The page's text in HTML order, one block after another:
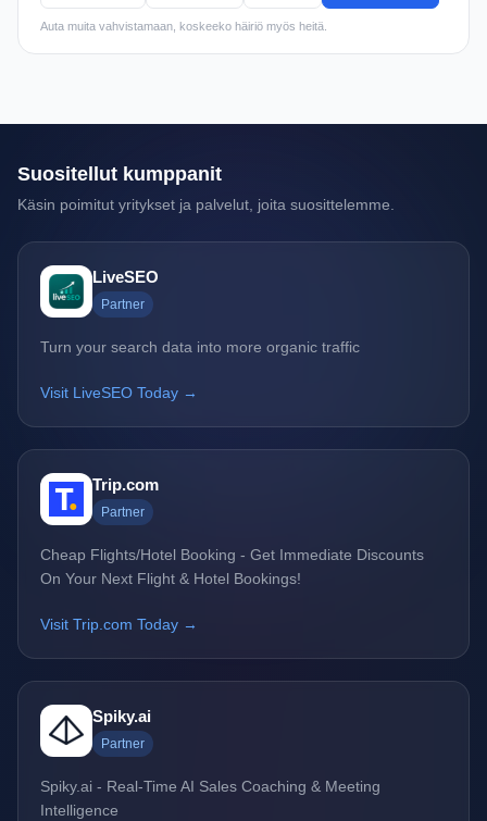
Auta muita vahvistamaan, koskeeko häiriö myös heitä.
Suositellut kumppanit
Käsin poimitut yritykset ja palvelut, joita suosittelemme.
LiveSEO
Partner
Turn your search data into more organic traffic
Visit LiveSEO Today →
Trip.com
Partner
Cheap Flights/Hotel Booking - Get Immediate Discounts
On Your Next Flight & Hotel Bookings!
Visit Trip.com Today →
Spiky.ai
Partner
Spiky.ai - Real-Time AI Sales Coaching & Meeting
Intelligence